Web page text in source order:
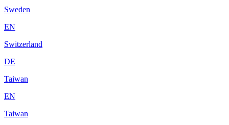
Sweden
EN
Switzerland
DE
Taiwan
EN
Taiwan